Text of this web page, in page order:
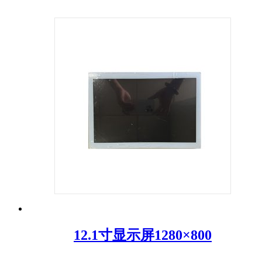
12.1寸显示屏1280×800